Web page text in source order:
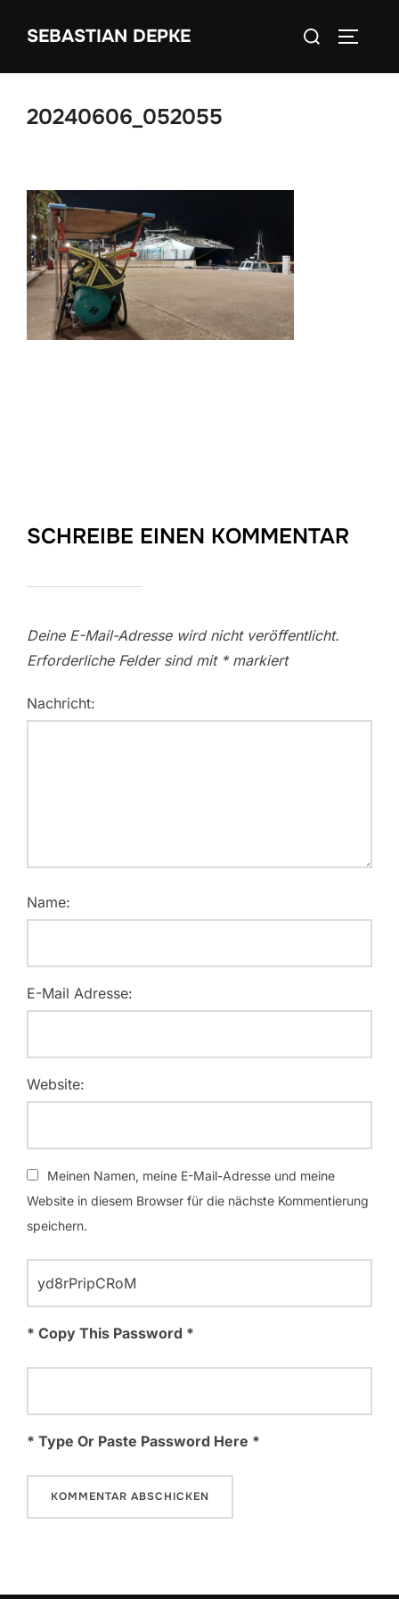
InhaltSEBASTIAN DEPKE
Suchen
20240606_052055
SCHREIBE EINEN KOMMENTAR
Deine E-Mail-Adresse wird nicht veröffentlicht.
Erforderliche Felder sind mit *markiert
Nachricht:
Name:
E-Mail Adresse:
Website:
Meinen Namen, meine E-Mail-Adresse und meine
Website in diesem Browser für die nächste Kommentierung
speichern.
* Copy This Password *
* Type Or Paste Password Here *